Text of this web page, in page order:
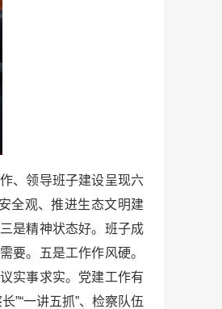
、领导班子建设呈现六
全观、推进生态文明建
是精神状态好。班子成
要。五是工作作风硬。
实事求实。党建工作有
”“一讲五抓”、检察队伍